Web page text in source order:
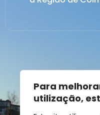
Para
utilização,